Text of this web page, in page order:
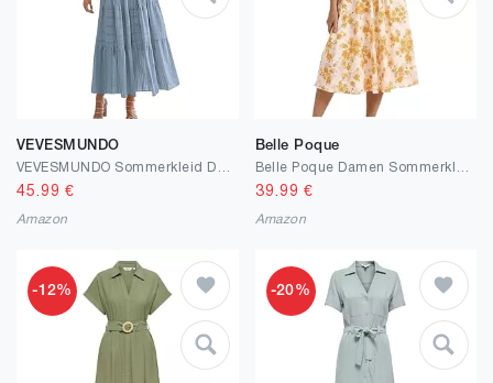
VEVESMUNDO
45.99 €
Amazon
Belle Poque
39.99 €
Amazon
-12% -20%